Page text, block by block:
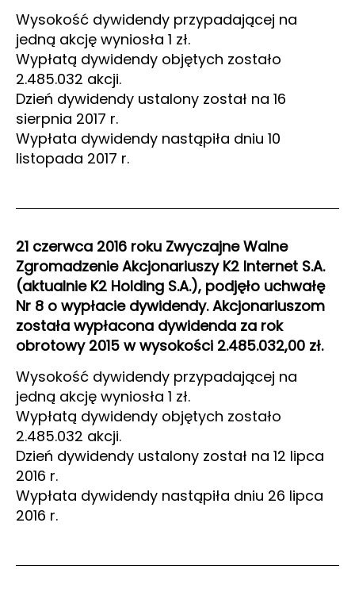
Wysokość dywidendy przypadającej na
jedną akcję wyniosła 1 zł.
Wypłatą dywidendy objętych zostało
2.485.032 akcji.
Dzień dywidendy ustalony został na 16
sierpnia 2017 r.
Wypłata dywidendy nastąpiła dniu 10
listopada 2017 r.
21 czerwca 2016 roku Zwyczajne Walne
Zgromadzenie Akcjonariuszy K2 Internet S.A.
(aktualnie K2 Holding S.A.), podjęło uchwałę
Nr 8 o wypłacie dywidendy. Akcjonariuszom
została wypłacona dywidenda za rok
obrotowy 2015 w wysokości 2.485.032,00 zł.
Wysokość dywidendy przypadającej na
jedną akcję wyniosła 1 zł.
Wypłatą dywidendy objętych zostało
2.485.032 akcji.
Dzień dywidendy ustalony został na 12 lipca
2016 r.
Wypłata dywidendy nastąpiła dniu 26 lipca
2016 r.